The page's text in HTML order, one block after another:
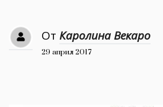
Дизайн
От Каролина Векаро
29 април 2017